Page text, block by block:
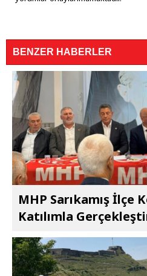
BENZER HABERLER
MHP Sarıkamış İlçe
Katılımla